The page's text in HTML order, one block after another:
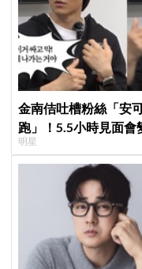
金南佶吐槽粉絲「安
跑」！5.5小時見面會
崩潰：以為完場竟還
明星